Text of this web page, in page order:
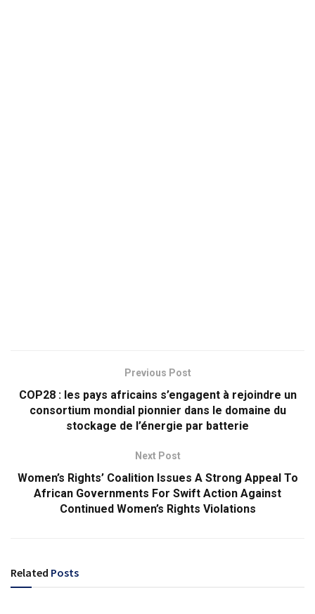
Previous Post
COP28 : les pays africains s’engagent à rejoindre un
consortium mondial pionnier dans le domaine du
stockage de l’énergie par batterie
Next Post
Women’s Rights’ Coalition Issues A Strong Appeal To
African Governments For Swift Action Against
Continued Women’s Rights Violations
Related Posts